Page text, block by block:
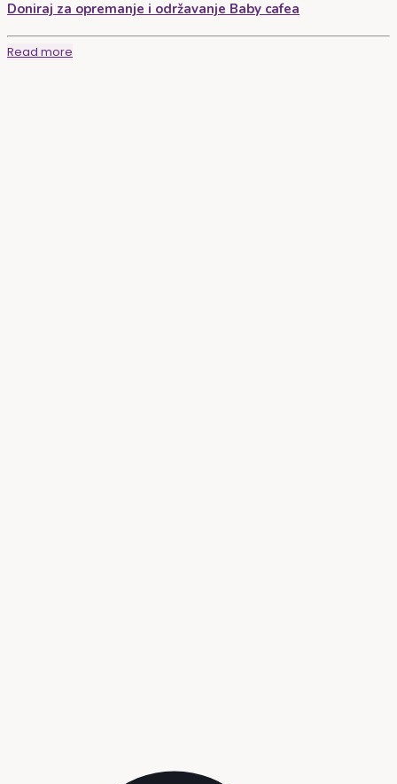
Doniraj za opremanje i održavanje Baby cafea
Read more